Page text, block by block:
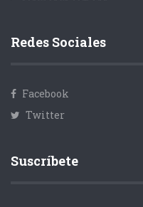
Redes Sociales
Facebook
Twitter
Suscríbete